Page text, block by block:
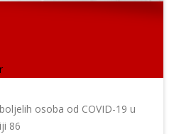
osoba od COVID-19 u
86